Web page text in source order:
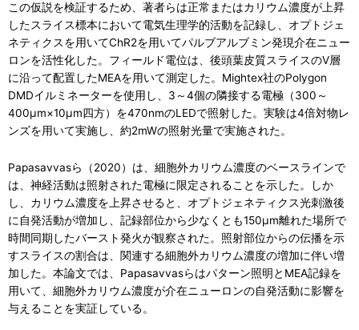
この仮説を検証するため、著者らは正常またはカリウム濃度が上昇
したスライス標本において電気生理学的活動を記録し、オプトジェ
ネティクスを用いてChR2を用いてパルブアルブミン発現介在ニュー
ロンを活性化した。フィールド電位は、後頭葉皮質スライスのV層
に沿って配置したMEAを用いて測定した。Mightex社のPolygon
DMDイルミネーターを使用し、3～4個の隣接する電極（300～
400μm×10μm四方）を470nmのLEDで照射した。実験は4倍対物レ
ンズを用いて実施し、約2mWの照射光量で実施された。
Papasavvasら（2020）は、細胞外カリウム濃度のベースラインで
は、神経活動は照射された電極に限定されることを示した。しか
し、カリウム濃度を上昇させると、オプトジェネティクス光刺激後
に自発活動が増加し、記録部位から少なくとも150μm離れた場所で
時間同期したバースト発火が観察された。照射部位からの伝播を示
すスライスの割合は、関連する細胞外カリウム濃度の増加に伴い増
加した。本論文では、Papasavvasらはパターン照明とMEA記録を
用いて、細胞外カリウム濃度が介在ニューロンの自発活動に影響を
与えることを実証している。